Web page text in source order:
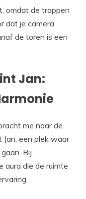
omdat de trappen
dat je camera
de toren is een
Jan:
me naar de
een plek waar
Bij
aura die de ruimte